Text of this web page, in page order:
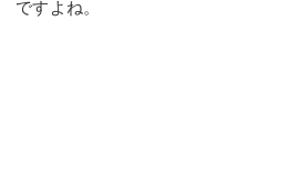
ですよね。